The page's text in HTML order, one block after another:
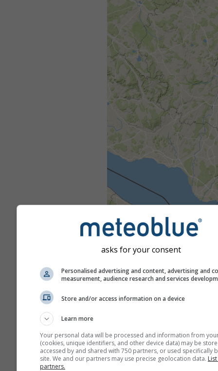
asks for your consent
Personalised advertising and content, advertising and
measurement, audience research and services
Store and/or access information on a device
Learn more
Your personal data will be processed and information from
(cookies, unique identifiers, and other device data) may be
accessed by and shared with 750 partners, or used specifically
site. We and our partners may use precise geolocation data.
partners.